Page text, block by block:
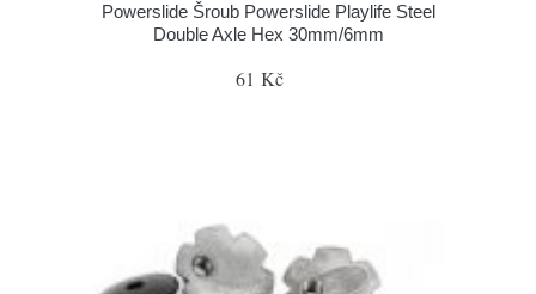
Powerslide Šroub Powerslide Playlife Steel
Double Axle Hex 30mm/6mm
61 Kč